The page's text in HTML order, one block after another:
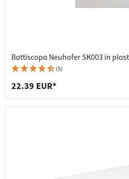
Battiscopa Neuhofer SK003 in
(5)
22.39 EUR*